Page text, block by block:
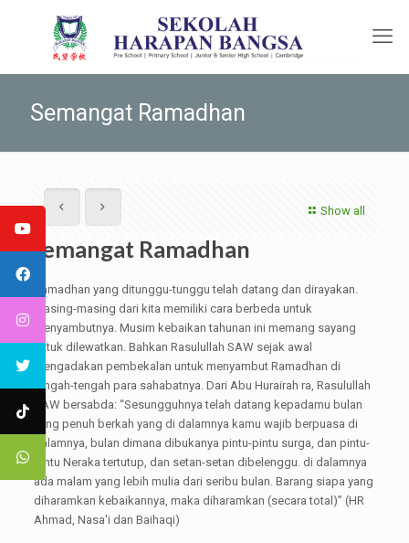
Semangat Ramadhan
Show all
Semangat Ramadhan
Ramadhan yang ditunggu-tunggu telah datang dan dirayakan.
Masing-masing dari kita memiliki cara berbeda untuk
menyambutnya. Musim kebaikan tahunan ini memang sayang
untuk dilewatkan. Bahkan Rasulullah SAW sejak awal
mengadakan pembekalan untuk menyambut Ramadhan di
tengah-tengah para sahabatnya. Dari Abu Hurairah ra, Rasulullah
SAW bersabda: “Sesungguhnya telah datang kepadamu bulan
yang penuh berkah yang di dalamnya kamu wajib berpuasa di
dalamnya, bulan dimana dibukanya pintu-pintu surga, dan pintu-
pintu Neraka tertutup, dan setan-setan dibelenggu. di dalamnya
ada malam yang lebih mulia dari seribu bulan. Barang siapa yang
diharamkan kebaikannya, maka diharamkan (secara total)” (HR
Ahmad, Nasa'i dan Baihaqi)